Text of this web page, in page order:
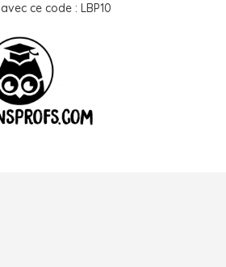
avec ce code : LBP10